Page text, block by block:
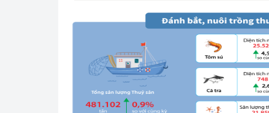
Xúc tiến thương mại
Thị trường nước
Thị trường trong
Ngành Công